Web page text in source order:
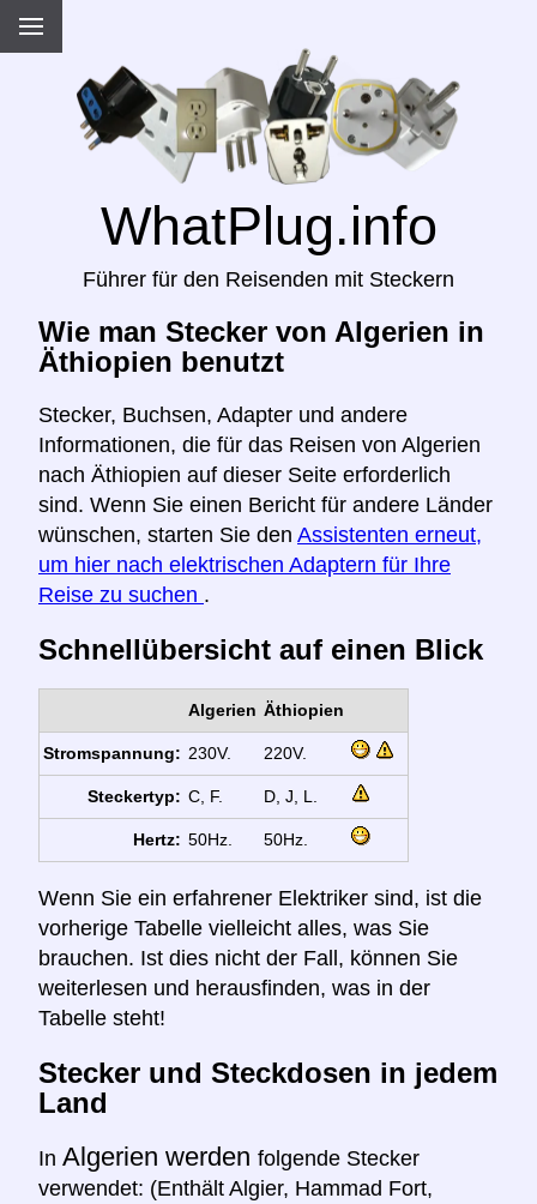
WhatPlug.info
Führer für den Reisenden mit Steckern
Wie man Stecker von Algerien in
Äthiopien benutzt
Stecker, Buchsen, Adapter und andere
Informationen, die für das Reisen von Algerien
nach Äthiopien auf dieser Seite erforderlich
sind. Wenn Sie einen Bericht für andere Länder
wünschen, starten Sie den Assistenten erneut,
um hier nach elektrischen Adaptern für Ihre
Reise zu suchen .
Schnellübersicht auf einen Blick
Algerien Äthiopien
Stromspannung: 230V. 220V.
Steckertyp: C, F. D, J, L.
Hertz: 50Hz. 50Hz.
Wenn Sie ein erfahrener Elektriker sind, ist die
vorherige Tabelle vielleicht alles, was Sie
brauchen. Ist dies nicht der Fall, können Sie
weiterlesen und herausfinden, was in der
Tabelle steht!
Stecker und Steckdosen in jedem
Land
In Algerien werden folgende Stecker
verwendet: (Enthält Algier, Hammad Fort,